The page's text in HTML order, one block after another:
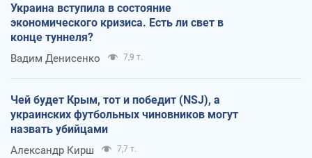
Украина вступила в состояние
экономического кризиса. Есть ли свет в
конце туннеля?
Вадим Денисенко 7,9 т.
Чей будет Крым, тот и победит (NSJ), а
украинских футбольных чиновников могут
назвать убийцами
Александр Кирш 7,7 т.